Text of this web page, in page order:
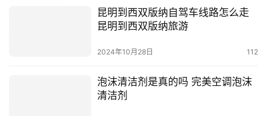
昆明到西双版纳自驾车线路怎么走
昆明到西双版纳旅游
2024年10月28日 112
泡沫清洁剂是真的吗 完美空调泡沫
清洁剂